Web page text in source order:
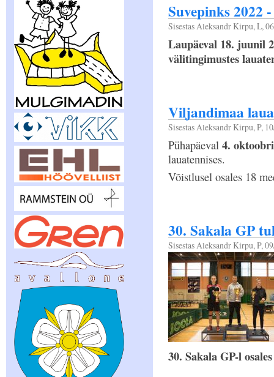
Suvepinks 2022
SisestasAleksandr Kirpu, L,
Laupäeval 18. juunil
välitingimustes
Viljandimaa
SisestasAleksandr Kirpu, P,
Pühapäeval 4.
lauatennises.
Võistlusel osales 18
30. Sakala GP
SisestasAleksandr Kirpu, P,
30. Sakala GP-l